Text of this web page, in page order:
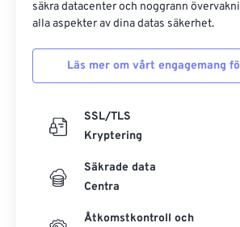
säkra datacenter och noggrann
alla aspekter av dina datas säkerhet.
Läs mer om vårt engagemang
SSL/TLS
Kryptering
Säkrade data
Centra
Åtkomstkontroll och